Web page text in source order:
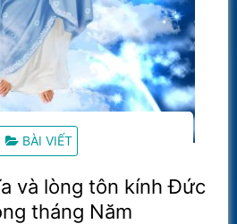
BÀI VIẾT
và lòng tôn kính Đức
tháng Năm